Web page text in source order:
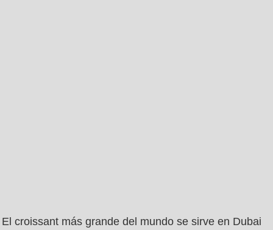
El croissant más grande del mundo se sirve en Dubai